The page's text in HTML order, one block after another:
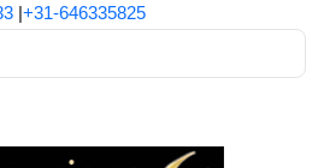
|+31-646335825